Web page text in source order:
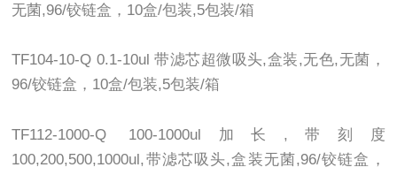
无菌,96/铰链盒，10盒/包装,5包装/箱
TF104-10-Q 0.1-10ul 带滤芯超微吸头,盒装,无色,无菌，
96/铰链盒，10盒/包装,5包装/箱
TF112-1000-Q 100-1000ul加长,带刻度
100,200,500,1000ul,带滤芯吸头,盒装无菌,96/铰链盒，